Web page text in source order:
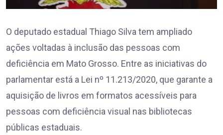
O deputado estadual Thiago Silva tem ampliado
ações voltadas à inclusão das pessoas com
deficiência em Mato Grosso. Entre as iniciativas do
parlamentar está a Lei nº 11.213/2020, que garante a
aquisição de livros em formatos acessíveis para
pessoas com deficiência visual nas bibliotecas
públicas estaduais.